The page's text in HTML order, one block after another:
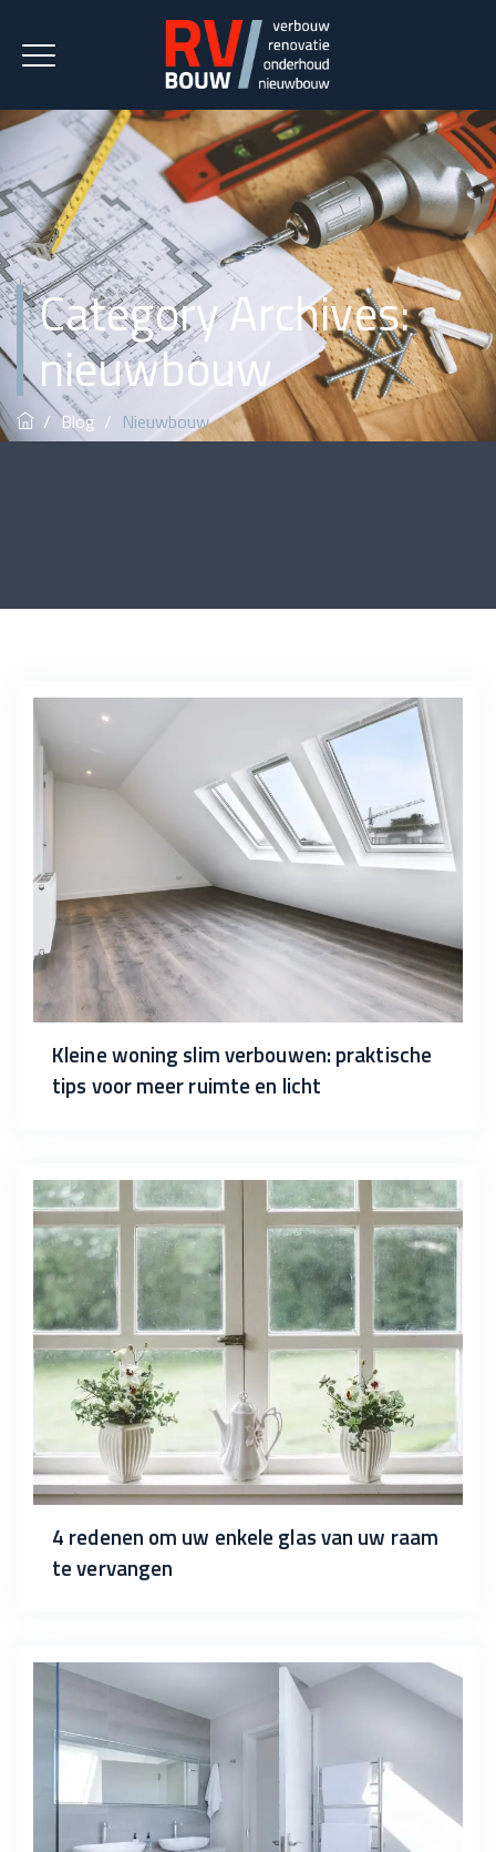
Category Archives:
nieuwbouw
/Blog / Nieuwbouw
Kleine woning slim verbouwen: praktische
tips voor meer ruimte en licht
4 redenen om uw enkele glas van uw raam
te vervangen